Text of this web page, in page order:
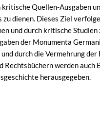
Quellen-Ausgaben
dienen. Dieses Ziel
und durch kritische
der Monumenta
durch die Vermehrung
werden
herausgegeben.